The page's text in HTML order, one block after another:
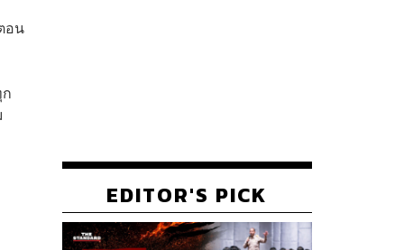
อน
EDITOR'S PICK